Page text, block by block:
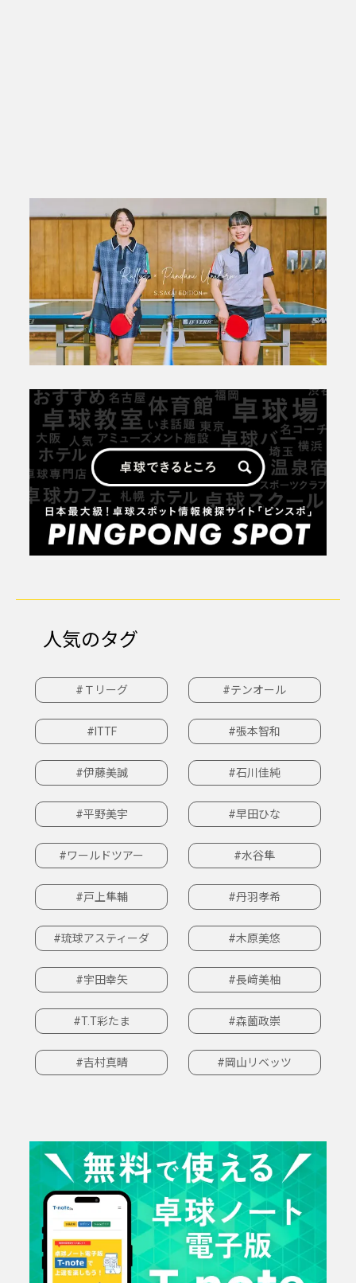
人気のタグ
#Ｔリーグ #テンオール
#ITTF #張本智和
#伊藤美誠 #石川佳純
#平野美宇 #早田ひな
#ワールドツアー #水谷隼
#戸上隼輔 #丹羽孝希
#琉球アスティーダ #木原美悠
#宇田幸矢 #長﨑美柚
#T.T彩たま #森薗政崇
#吉村真晴 #岡山リベッツ